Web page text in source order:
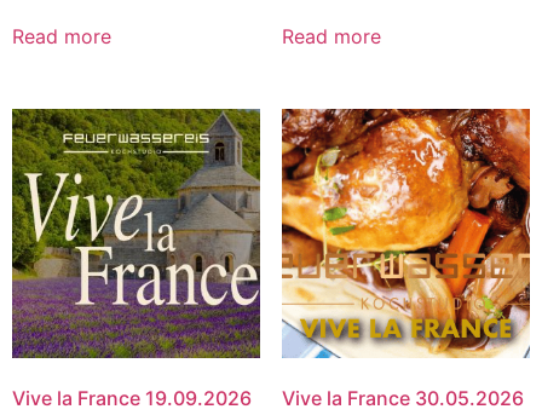
Read more Read more
Vive la France 19.09.2026 Vive la France 30.05.2026